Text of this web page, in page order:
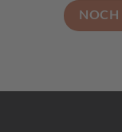
NOCH